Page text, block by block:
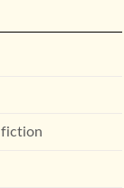
fiction